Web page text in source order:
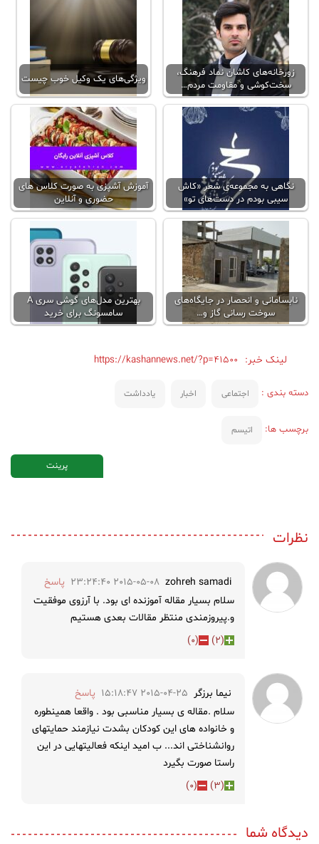
زورخانه‌های کاشان نماد فرهنگ،
سخت‌کوشی و مقاومت مردم…
ویژگی‌های یک وکیل خوب چیست
نگاهی به مجموعه‌ی شعر «کاش
سیبی بودم در دست‌های تو»
آموزش آشپزی به صورت کلاس‌ های
حضوری و آنلاین
نابسامانی و انحصار در جایگاه‌های
سوخت رسانی گاز و…
بهترین مدل‌های گوشی سری A
سامسونگ برای خرید
لینک خبر: https://kashannews.net/?p=41500
دسته بندی : اجتماعی اخبار یادداشت
برچسب ها: اتیسم
پرینت
نظرات
zohreh samadi
2015-05-08 23:24:40
پاسخ
سلام بسیار مقاله آموزنده ای بود. با آرزوی موفقیت
و.پیروزمندی منتظر مقالات بعدی هستیم
(
2
)
(
0
)
نیما برزگر 2015-04-25 15:18:47
پاسخ
سلام .مقاله ی بسیار مناسبی بود . واقعا همینطوره
و خانواده های این کودکان بشدت نیازمند حمایتهای
روانشناختی اند... ب امید اینکه فعالیتهایی در این
راستا صورت بگیرد
(
3
)
(
0
)
دیدگاه شما